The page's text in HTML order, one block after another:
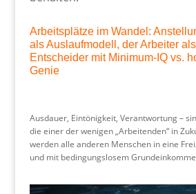
Arbeitsplätze im Wandel:
als Auslaufmodell, der Arbeiter
Entscheider mit Minimum-IQ vs.
Genie
Ausdauer, Eintönigkeit, Verantwortung –
die einer der wenigen „Arbeitenden“ in
werden alle anderen Menschen in eine
und mit bedingungslosem